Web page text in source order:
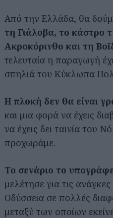
Από την Ελλάδα, θα
τη Γιάλοβα, το κάστρο
Ακροκόρινθο και τη
τελευταία η παραγωγή
σπηλιά του Κύκλωπα
Η πλοκή δεν θα είναι
και μια φορά να έχεις
να έχεις δει ταινία του
προχωράμε.
Το σενάριο το
μελέτησε για τις
Οδύσσεια σε πολλές
μεταξύ των οποίων
Αναζήτηση